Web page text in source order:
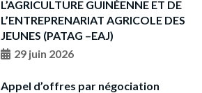
L’AGRICULTURE GUINÉENNE ET DE
L’ENTREPRENARIAT AGRICOLE DES
JEUNES (PATAG –EAJ)
29 juin 2026
Appel d’offres par négociation